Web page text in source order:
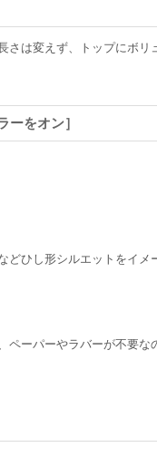
さは変えず、トップにボリ
ーをオン］
どひし形シルエットをイメ
ペーパーやラバーが不要